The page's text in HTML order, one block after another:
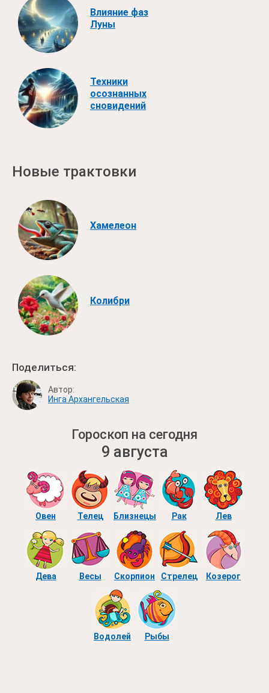
Влияние фаз
Луны
Техники
осознанных
сновидений
Новые трактовки
Хамелеон
Колибри
Поделиться:
Автор:
Инга Архангельская
Гороскоп на сегодня
9 августа
Овен Телец Близнецы Рак Лев
Дева Весы Скорпион Стрелец Козерог
Водолей Рыбы